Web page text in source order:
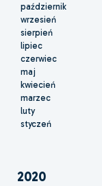
październik
wrzesień
sierpień
lipiec
czerwiec
maj
kwiecień
marzec
luty
styczeń
2020